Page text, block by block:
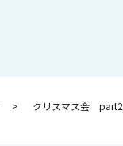
クリスマス会 part2